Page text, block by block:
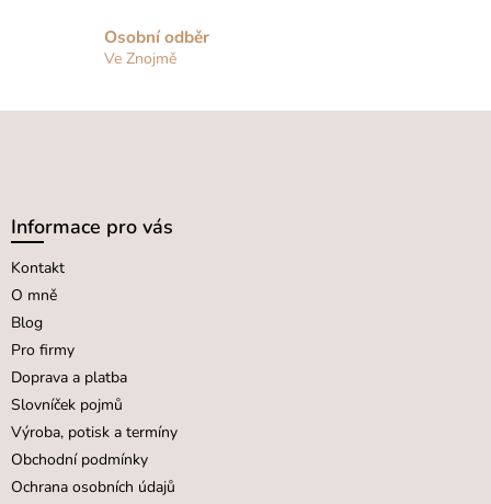
Osobní odběr
Ve Znojmě
Informace pro vás
Kontakt
O mně
Blog
Pro firmy
Doprava a platba
Slovníček pojmů
Výroba, potisk a termíny
Obchodní podmínky
Ochrana osobních údajů